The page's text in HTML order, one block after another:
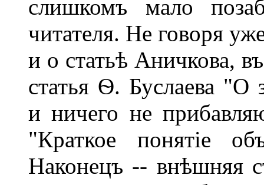
слишкомъ мало
читателя. Не говоря
и о статьѣ Аничкова,
статья Ѳ. Буслаева "О
и ничего не
"Краткое понятіе
Наконецъ -- внѣшняя